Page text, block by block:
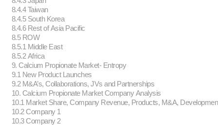
8.4.4 Taiwan
8.4.5 South Korea
8.4.6 Rest of Asia Pacific
8.5 ROW
8.5.1 Middle East
8.5.2 Africa
9. Calcium Propionate Market- Entropy
9.1 New Product Launches
9.2 M&A’s, Collaborations, JVs and Partnerships
10. Calcium Propionate Market Company Analysis
10.1 Market Share, Company Revenue, Products, M&A,
10.2 Company 1
10.3 Company 2